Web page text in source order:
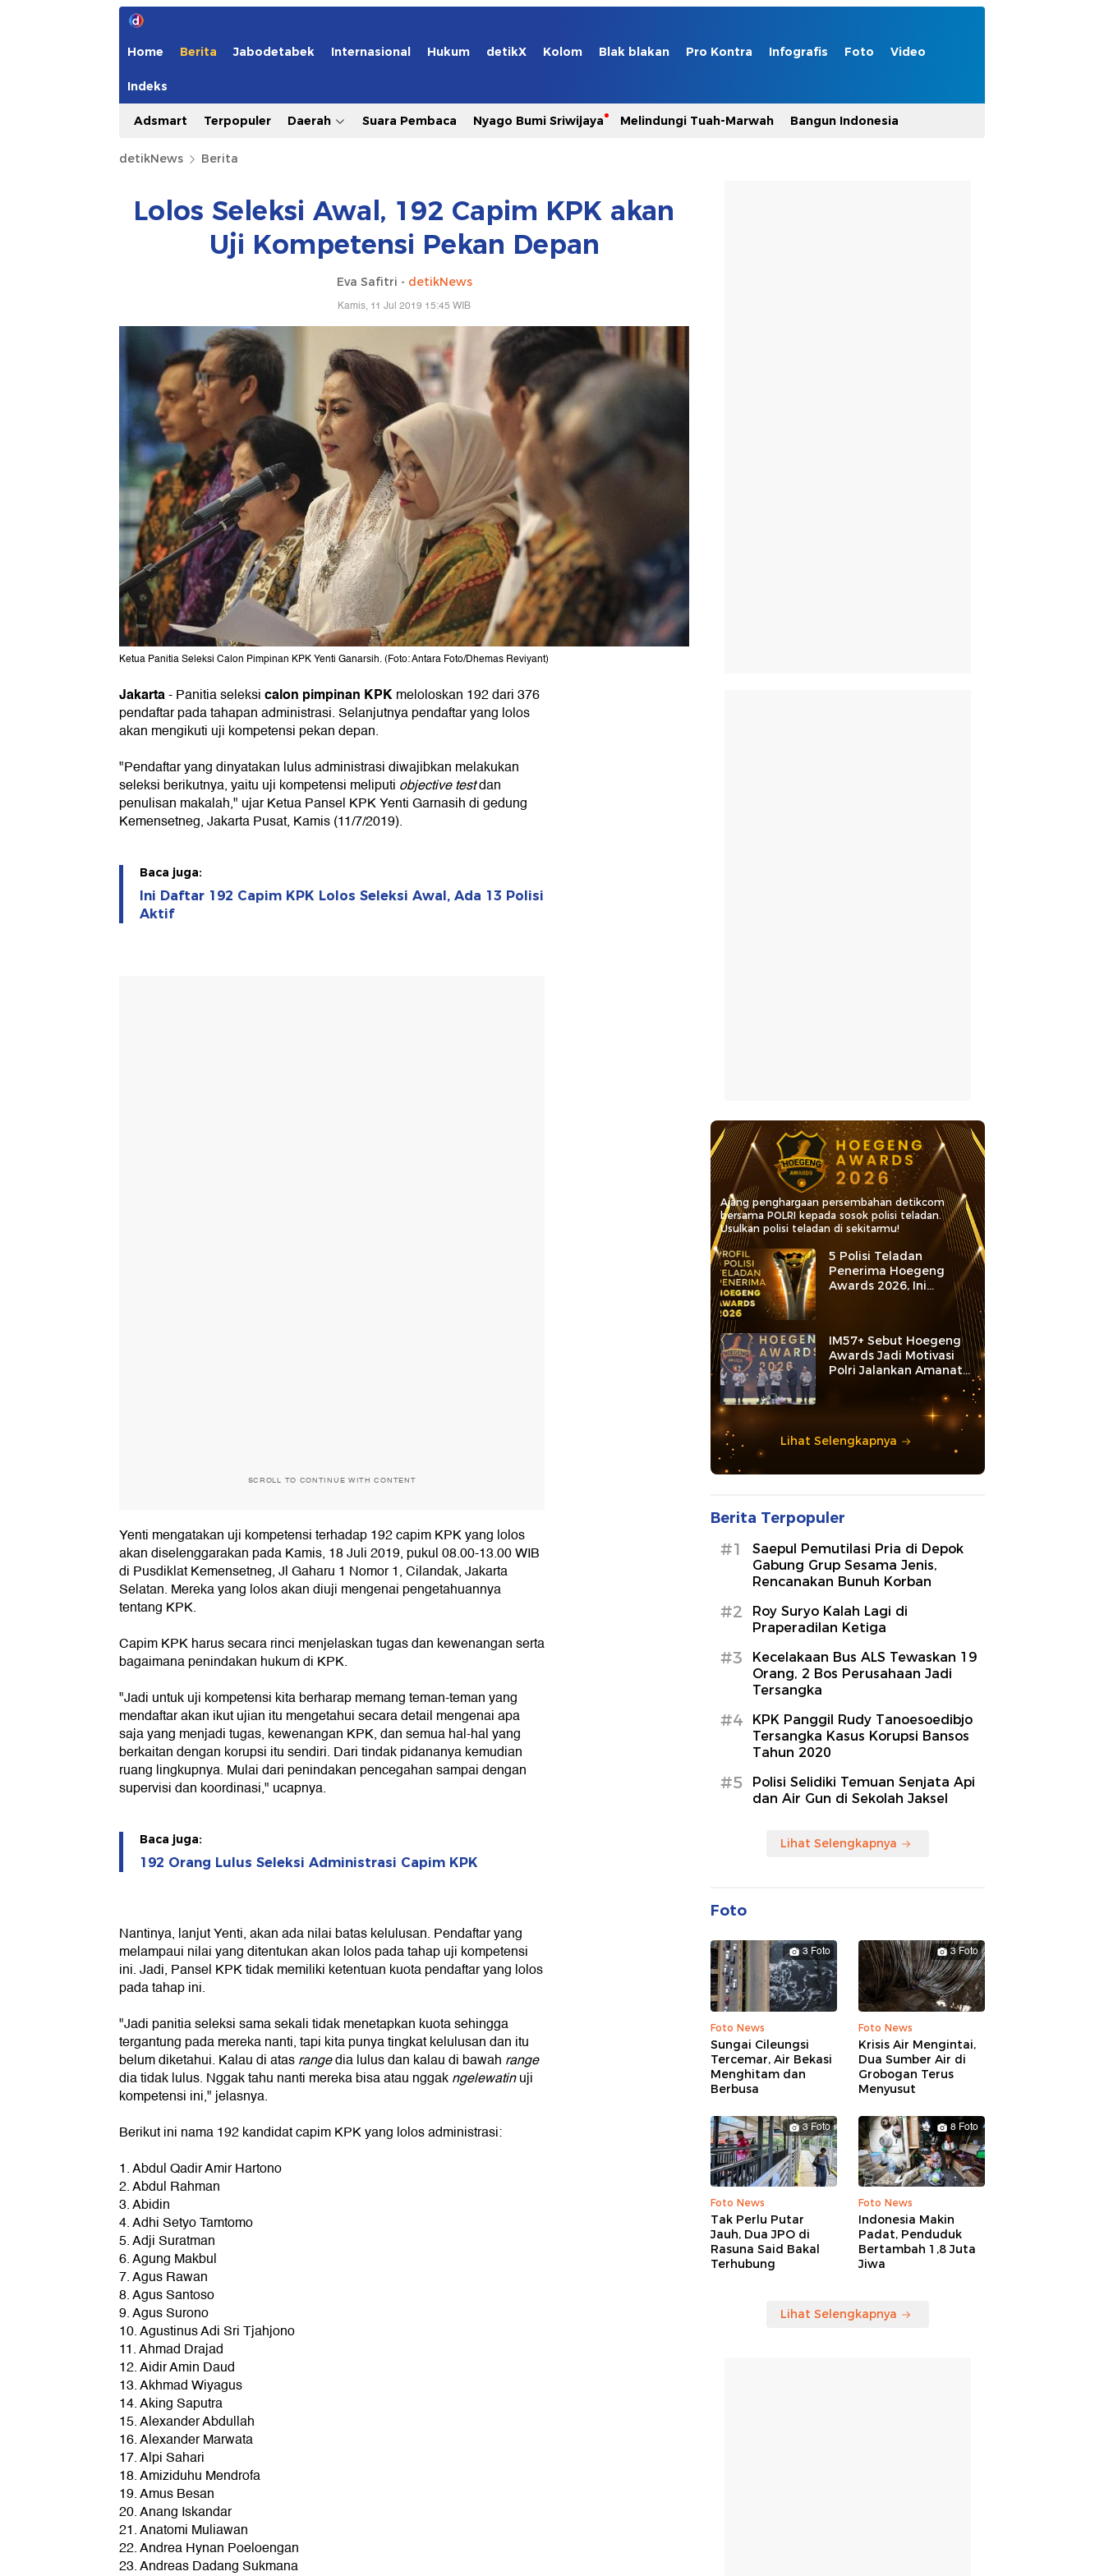
Home Berita Jabodetabek Internasional Hukum detikX Kolom Blak blakan Pro Kontra Infografis Foto Video
Indeks
Adsmart Terpopuler Daerah Suara Pembaca Nyago Bumi Sriwijaya Melindungi Tuah-Marwah Bangun Indonesia
detikNews Berita
Lolos Seleksi Awal, 192 Capim KPK akan
Uji Kompetensi Pekan Depan
Eva Safitri - detikNews
Kamis, 11 Jul 2019 15:45 WIB
Ketua Panitia Seleksi Calon Pimpinan KPK Yenti Ganarsih. (Foto: Antara Foto/Dhemas Reviyant)
Jakarta-Panitia seleksicalon pimpinan KPKmeloloskan 192 dari 376
pendaftar pada tahapan administrasi. Selanjutnya pendaftar yang lolos
akan mengikuti uji kompetensi pekan depan.
"Pendaftar yang dinyatakan lulus administrasi diwajibkan melakukan
seleksi berikutnya, yaitu uji kompetensi meliputi objective testdan
penulisan makalah," ujar Ketua Pansel KPK Yenti Garnasih di gedung
Kemensetneg, Jakarta Pusat, Kamis (11/7/2019).
Baca juga:
Ini Daftar 192 Capim KPK Lolos Seleksi Awal, Ada 13 Polisi
Aktif
SCROLL TO CONTINUE WITH CONTENT
Yenti mengatakan uji kompetensi terhadap 192 capim KPK yang lolos
akan diselenggarakan pada Kamis, 18 Juli 2019, pukul 08.00-13.00 WIB
di Pusdiklat Kemensetneg, Jl Gaharu 1 Nomor 1, Cilandak, Jakarta
Selatan. Mereka yang lolos akan diuji mengenai pengetahuannya
tentang KPK.
Capim KPK harus secara rinci menjelaskan tugas dan kewenangan serta
bagaimana penindakan hukum di KPK.
"Jadi untuk uji kompetensi kita berharap memang teman-teman yang
mendaftar akan ikut ujian itu mengetahui secara detail mengenai apa
saja yang menjadi tugas, kewenangan KPK, dan semua hal-hal yang
berkaitan dengan korupsi itu sendiri. Dari tindak pidananya kemudian
ruang lingkupnya. Mulai dari penindakan pencegahan sampai dengan
supervisi dan koordinasi," ucapnya.
Baca juga:
192 Orang Lulus Seleksi Administrasi Capim KPK
Nantinya, lanjut Yenti, akan ada nilai batas kelulusan. Pendaftar yang
melampaui nilai yang ditentukan akan lolos pada tahap uji kompetensi
ini. Jadi, Pansel KPK tidak memiliki ketentuan kuota pendaftar yang lolos
pada tahap ini.
"Jadi panitia seleksi sama sekali tidak menetapkan kuota sehingga
tergantung pada mereka nanti, tapi kita punya tingkat kelulusan dan itu
belum diketahui. Kalau di atasrangedia lulus dan kalau di bawah range
dia tidak lulus. Nggak tahu nanti mereka bisa atau nggakngelewatinuji
kompetensi ini," jelasnya.
Berikut ini nama 192 kandidat capim KPK yang lolos administrasi:
1. Abdul Qadir Amir Hartono
2. Abdul Rahman
3. Abidin
4. Adhi Setyo Tamtomo
5. Adji Suratman
6. Agung Makbul
7. Agus Rawan
8. Agus Santoso
9. Agus Surono
10. Agustinus Adi Sri Tjahjono
11. Ahmad Drajad
12. Aidir Amin Daud
13. Akhmad Wiyagus
14. Aking Saputra
15. Alexander Abdullah
16. Alexander Marwata
17. Alpi Sahari
18. Amiziduhu Mendrofa
19. Amus Besan
20. Anang Iskandar
21. Anatomi Muliawan
22. Andrea Hynan Poeloengan
23. Andreas Dadang Sukmana
Ajang penghargaan persembahan detikcom
bersama POLRI kepada sosok polisi teladan.
Usulkan polisi teladan di sekitarmu!
5 Polisi Teladan
Penerima Hoegeng
Awards 2026, Ini
Kategori dan Kiprahnya
IM57+ Sebut Hoegeng
Awards Jadi Motivasi
Polri Jalankan Amanat
Lihat Selengkapnya
Berita Terpopuler
#1
Saepul Pemutilasi Pria di Depok
Gabung Grup Sesama Jenis,
Rencanakan Bunuh Korban
#2
Roy Suryo Kalah Lagi di
Praperadilan Ketiga
#3
Kecelakaan Bus ALS Tewaskan 19
Orang, 2 Bos Perusahaan Jadi
Tersangka
#4
KPK Panggil Rudy Tanoesoedibjo
Tersangka Kasus Korupsi Bansos
Tahun 2020
#5
Polisi Selidiki Temuan Senjata Api
dan Air Gun di Sekolah Jaksel
Lihat Selengkapnya
Foto
3 Foto
Foto News
Sungai Cileungsi
Tercemar, Air Bekasi
Menghitam dan
Berbusa
3 Foto
Foto News
Krisis Air Mengintai,
Dua Sumber Air di
Grobogan Terus
Menyusut
3 Foto
Foto News
Tak Perlu Putar
Jauh, Dua JPO di
Rasuna Said Bakal
Terhubung
8 Foto
Foto News
Indonesia Makin
Padat, Penduduk
Bertambah 1,8 Juta
Jiwa
Lihat Selengkapnya